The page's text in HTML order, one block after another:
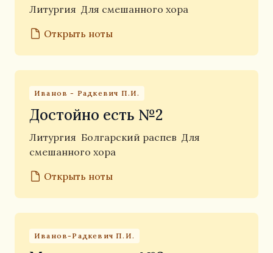
Литургия Для смешанного хора
Открыть ноты
Иванов - Радкевич П.И.
Достойно есть №2
Литургия Болгарский распев Для
смешанного хора
Открыть ноты
Иванов-Радкевич П.И.